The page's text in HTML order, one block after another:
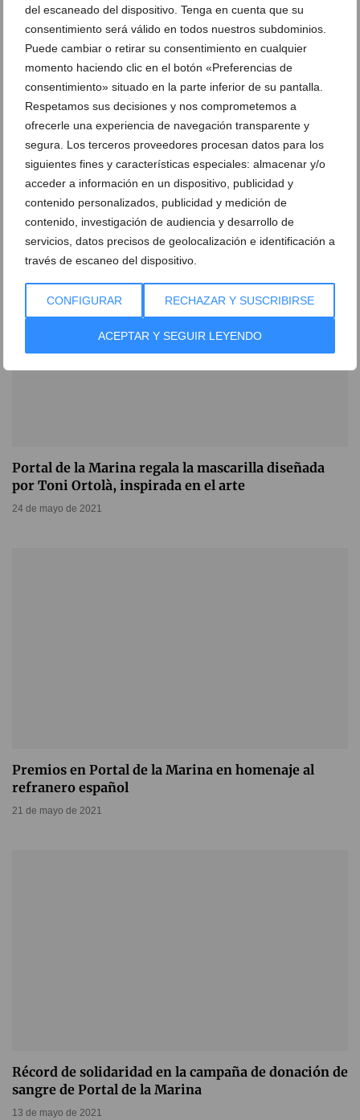
del escaneado del dispositivo. Tenga en cuenta que su
consentimiento será válido en todos nuestros subdominios.
Puede cambiar o retirar su consentimiento en cualquier
momento haciendo clic en el botón «Preferencias de
consentimiento» situado en la parte inferior de su pantalla.
Respetamos sus decisiones y nos comprometemos a
ofrecerle una experiencia de navegación transparente y
segura. Los terceros proveedores procesan datos para los
siguientes fines y características especiales: almacenar y/o
acceder a información en un dispositivo, publicidad y
contenido personalizados, publicidad y medición de
contenido, investigación de audiencia y desarrollo de
servicios, datos precisos de geolocalización e identificación a
través de escaneo del dispositivo.
CONFIGURAR RECHAZAR Y SUSCRIBIRSE
ACEPTAR Y SEGUIR LEYENDO
Portal de la Marina acoge la exposición ‘Mask
Singer’ este verano
16 de junio de 2021
Portal de la Marina regala la mascarilla diseñada
por Toni Ortolà, inspirada en el arte
24 de mayo de 2021
Premios en Portal de la Marina en homenaje al
refranero español
21 de mayo de 2021
Récord de solidaridad en la campaña de donación de
sangre de Portal de la Marina
13 de mayo de 2021